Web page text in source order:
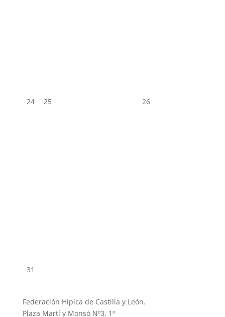
24 25 26
31
Federación Hípica de Castilla y León.
Plaza Martí y Monsó Nº3, 1º